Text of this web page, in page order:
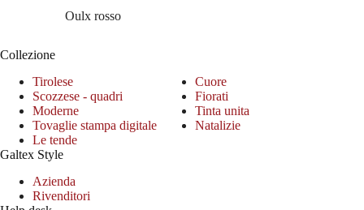
Oulx rosso
Collezione
Tirolese
Cuore
Scozzese - quadri
Fiorati
Moderne
Tinta unita
Tovaglie stampa digitale
Natalizie
Le tende
Galtex Style
Azienda
Rivenditori